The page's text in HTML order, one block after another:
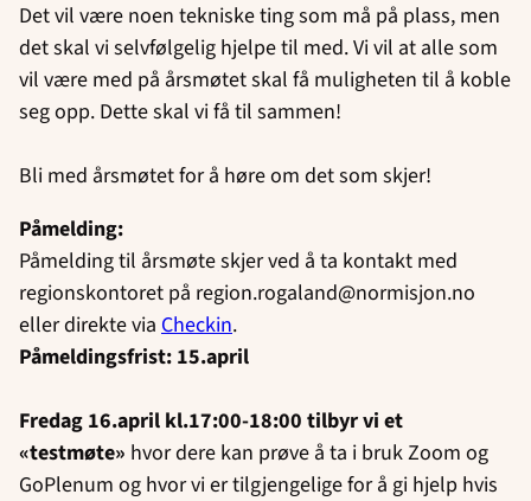
Det vil være noen tekniske ting som må på plass, men
det skal vi selvfølgelig hjelpe til med. Vi vil at alle som
vil være med på årsmøtet skal få muligheten til å koble
seg opp. Dette skal vi få til sammen!
Bli med årsmøtet for å høre om det som skjer!
Påmelding:
Påmelding til årsmøte skjer ved å ta kontakt med
regionskontoret på region.rogaland@normisjon.no
eller direkte via Checkin.
Påmeldingsfrist: 15.april
Fredag 16.april kl.17:00-18:00 tilbyr vi et
«testmøte» hvor dere kan prøve å ta i bruk Zoom og
GoPlenum og hvor vi er tilgjengelige for å gi hjelp hvis